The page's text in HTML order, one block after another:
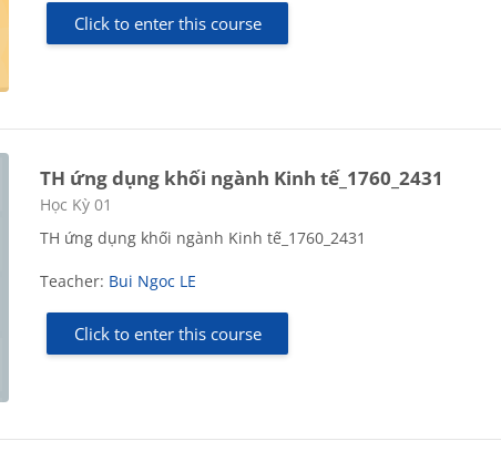
Click to enter this course
TH ứng dụng khối ngành Kinh tế_1760_2431
Course category
Học Kỳ 01
TH ứng dụng khối ngành Kinh tế_1760_2431
Teacher: Bui Ngoc LE
Click to enter this course